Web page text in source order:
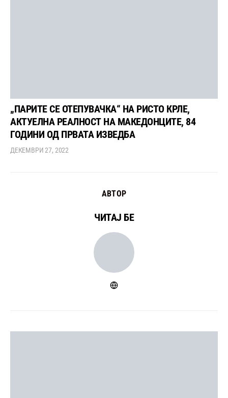
„ПАРИТЕ СЕ ОТЕПУВАЧКА“ НА РИСТО КРЛЕ,
АКТУЕЛНА РЕАЛНОСТ НА МАКЕДОНЦИТЕ, 84
ГОДИНИ ОД ПРВАТА ИЗВЕДБА
ДЕКЕМВРИ 27, 2022
АВТОР
ЧИТАЈ БЕ